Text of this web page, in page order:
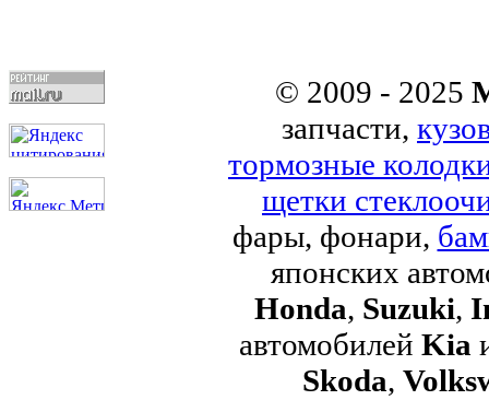
© 2009 - 2025
запчасти,
тормозные
щетки
фары, фонари,
японских
Honda, Suzuki,
автомобилей Kia
Skoda,